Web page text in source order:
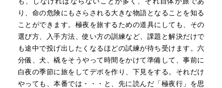
り、命の危険にもさらされる大きな物語となることを知る
ことができます。極夜を旅するための道具にしても、その
選び方、入手方法、使い方の訓練など、課題と解決だけで
も途中で投げ出したくなるほどの試練が待ち受けます。六
分儀、犬、橇をそうやって時間をかけて準備して、事前に
白夜の季節に旅をしてデポを作り、下見をする。それだけ
やっても、本番では・・・と、先に読んだ「極夜行」を思